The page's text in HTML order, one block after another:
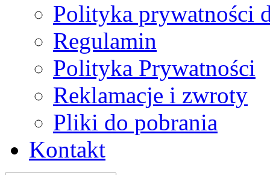
Polityka prywatności
Regulamin
Polityka Prywatności
Reklamacje i zwroty
Pliki do pobrania
Kontakt